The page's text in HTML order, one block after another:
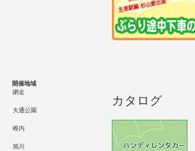
開催地域
網走
大通公園
稚内
旭川
カタログ